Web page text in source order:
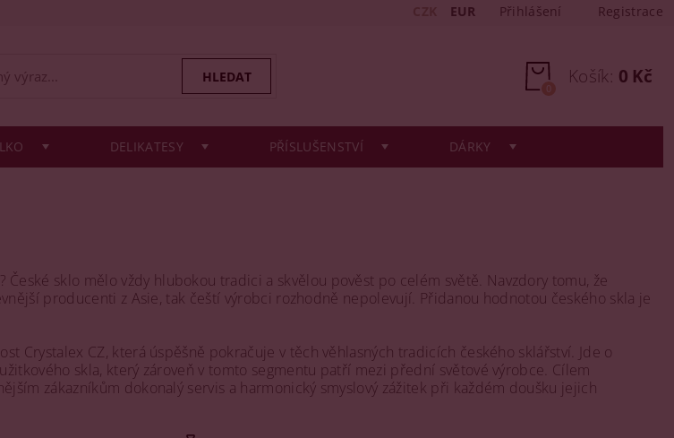
EUR Přihlášení Registrace
Košík: 0 Kč
0
DELIKATESY PŘÍSLUŠENSTVÍ DÁRKY
? České sklo mělo vždy hlubokou tradici a skvělou pověst po celém světě. Navzdory tomu, že
producenti z Asie, tak čeští výrobci rozhodně nepolevují. Přidanou hodnotou českého skla je
Crystalex CZ, která úspěšně pokračuje v těch věhlasných tradicích českého sklářství. Jde o
skla, který zároveň v tomto segmentu patří mezi přední světové výrobce. Cílem
zákazníkům dokonalý servis a harmonický smyslový zážitek při každém doušku jejich